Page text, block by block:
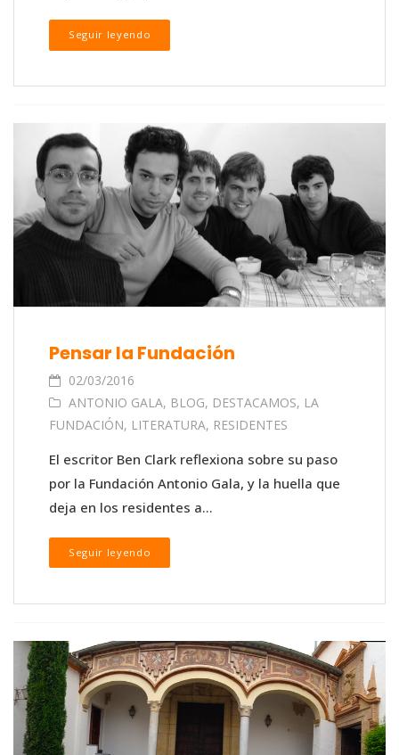
Seguir leyendo
Pensar la Fundación
02/03/2016
ANTONIO GALA, BLOG, DESTACAMOS, LA
FUNDACIÓN, LITERATURA, RESIDENTES
El escritor Ben Clark reflexiona sobre su paso
por la Fundación Antonio Gala, y la huella que
deja en los residentes a...
Seguir leyendo